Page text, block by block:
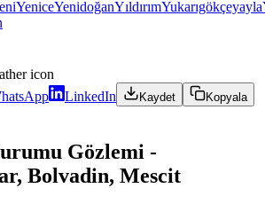
YeniceYenidoğanYıldırımYukarıgökçeyayla
LinkedIn Kaydet Kopyala
Gözlemi -
Bolvadin, Mescit